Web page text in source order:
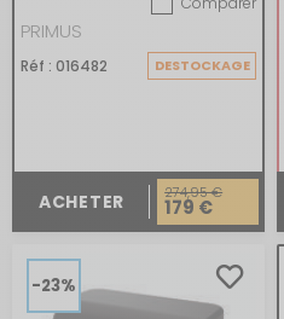
PRIMUS
Réf : 016482 DESTOCKAGE
ACHETER 274,95 €
179 €
-23%